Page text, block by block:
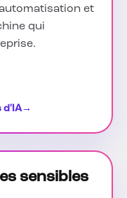
et
qui
d'IA→
sensibles